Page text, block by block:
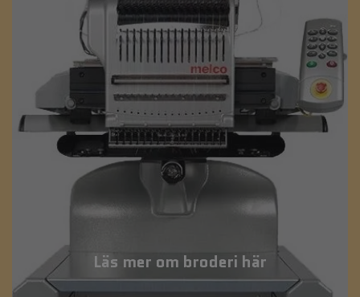
Läs mer om broderi här